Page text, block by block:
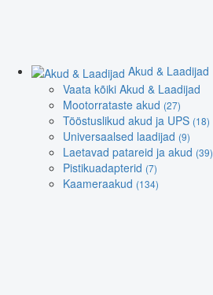
Akud & Laadijad
Vaata kõiki Akud & Laadijad
Mootorrataste akud (27)
Tööstuslikud akud ja UPS (18)
Universaalsed laadijad (9)
Laetavad patareid ja akud (39)
Pistikuadapterid (7)
Kaameraakud (134)